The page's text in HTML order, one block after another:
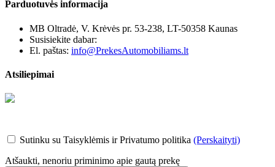
Parduotuvės informacija
MB Oltradė, V. Krėvės pr. 53-238, LT-50358 Kaunas
Susisiekite dabar:
El. paštas: info@PrekesAutomobiliams.lt
Atsiliepimai
Sutinku su Taisyklėmis ir Privatumo politika (Perskaityti)
Atšaukti, nenoriu priminimo apie gautą prekę